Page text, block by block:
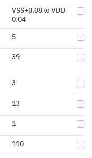
VSS+0.08 to VDD-
0.04
5
39
3
13
1
110